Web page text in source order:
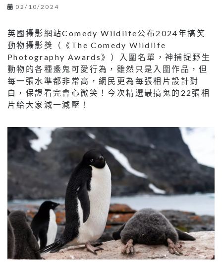
02/10/2024
英國攝影網站Comedy Wildlife公布2024年搞笑
動物攝影獎（《The Comedy Wildlife
Photography Awards》）入圍名單，神捕捉野生
動物的各種盞鬼可愛行為，雖然只是入圍作品，但
每一張水準都非常高，網民更為每張相片設計對
白，保證看完會心微笑！今次精選最搞鬼的22張相
片給大家減一減壓！